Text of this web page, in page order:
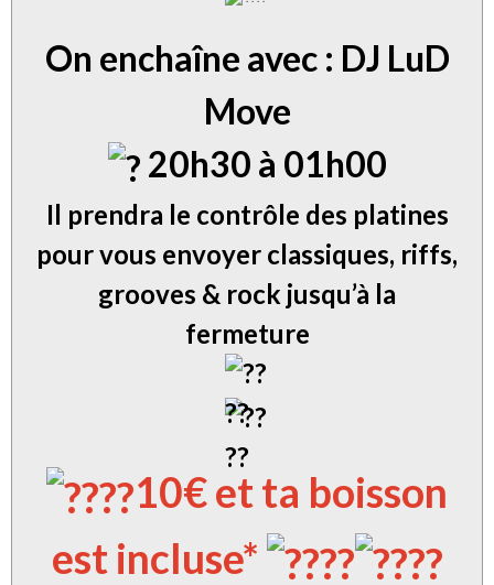
On enchaîne avec : DJ LuD
Move
20h30 à 01h00
Il prendra le contrôle des platines
pour vous envoyer classiques, riffs,
grooves & rock jusqu’à la
fermeture
10€ et ta boisson
est incluse*